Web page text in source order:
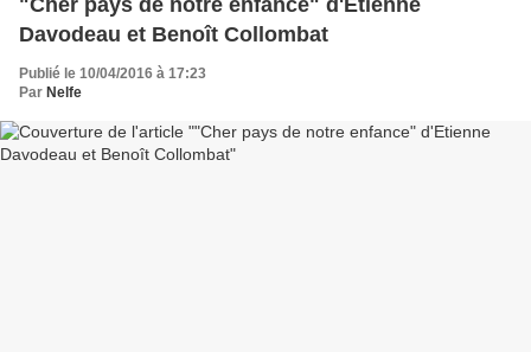
"Cher pays de notre enfance" d'Etienne
Davodeau et Benoît Collombat
Publié le 10/04/2016 à 17:23
Par Nelfe